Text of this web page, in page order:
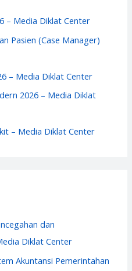
– Media Diklat Center
Pasien (Case Manager)
– Media Diklat Center
2026 – Media Diklat
– Media Diklat Center
dan
Diklat Center
Akuntansi Pemerintahan